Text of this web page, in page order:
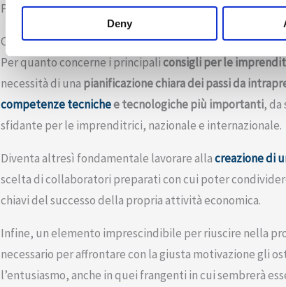
Deny
Proviamo tuttavia a condividere quattro spunti pratici.
Consigli per le imprenditrici femminili digitali
Per quanto concerne i principaliconsigli per le
necessità di una pianificazione chiara dei passi da
competenze tecnichee tecnologiche più importanti,
sfidante per le imprenditrici, nazionale e internazionale.
Diventa altresì fondamentale lavorare allacreazione di
scelta di collaboratori preparati con cui poter
chiavi del successo della propria attività economica.
Infine, un elemento imprescindibile per riuscire nella
necessario per affrontare con la giusta motivazione gli
l’entusiasmo, anche in quei frangenti in cui sembrerà